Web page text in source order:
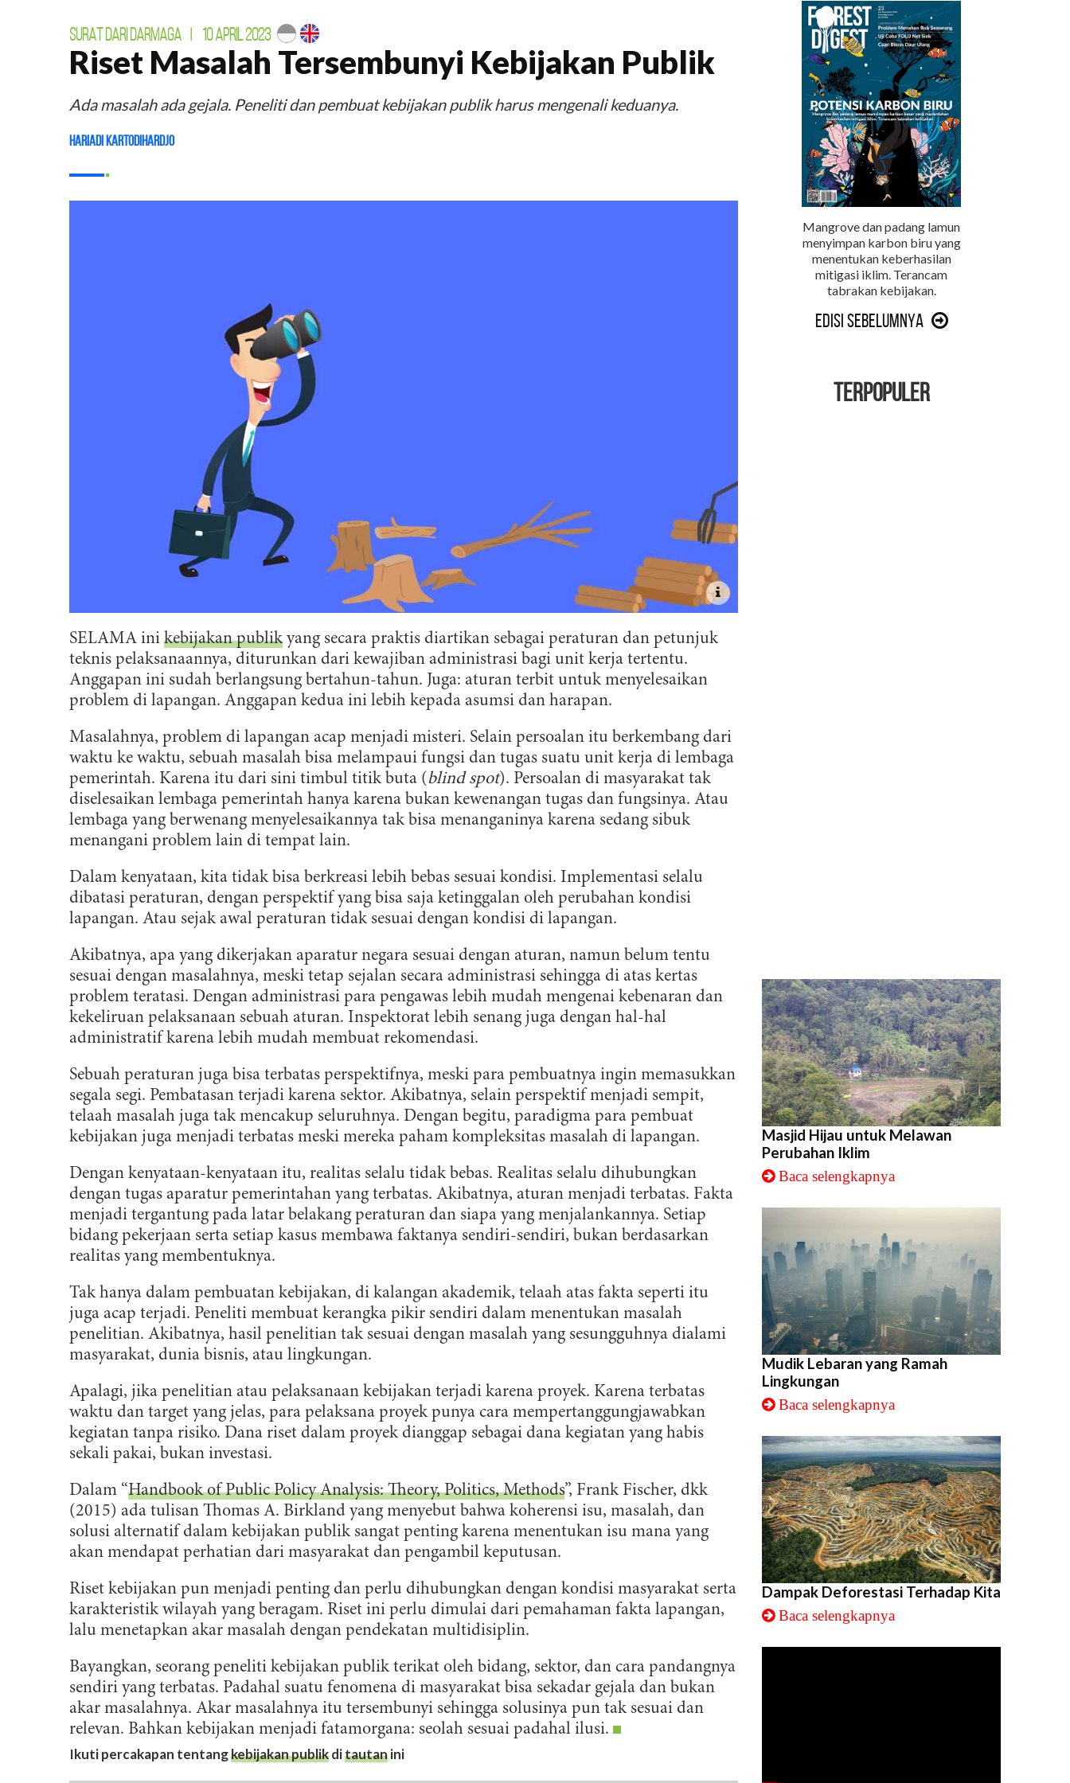
BERLANGGANAN
Daftarkan email Anda dan bergabunglah bersama komunitas peduli
lingkungan. Untuk bumi yang lestari.
DAFTAR
SURAT DARI DARMAGA 10 APRIL 2023
Riset Masalah Tersembunyi Kebijakan Publik
Ada masalah ada gejala. Peneliti dan pembuat kebijakan publik harus mengenali keduanya.
Hariadi Kartodihardjo
SELAMA ini kebijakan publikyang secara praktis diartikan sebagai peraturan dan petunjuk
teknis pelaksanaannya, diturunkan dari kewajiban administrasi bagi unit kerja tertentu.
Anggapan ini sudah berlangsung bertahun-tahun. Juga: aturan terbit untuk menyelesaikan
problem di lapangan. Anggapan kedua ini lebih kepada asumsi dan harapan.
Masalahnya, problem di lapangan acap menjadi misteri. Selain persoalan itu berkembang dari
waktu ke waktu, sebuah masalah bisa melampaui fungsi dan tugas suatu unit kerja di lembaga
pemerintah. Karena itu dari sini timbul titik buta ( blind spot). Persoalan di masyarakat tak
diselesaikan lembaga pemerintah hanya karena bukan kewenangan tugas dan fungsinya. Atau
lembaga yang berwenang menyelesaikannya tak bisa menanganinya karena sedang sibuk
menangani problem lain di tempat lain.
Dalam kenyataan, kita tidak bisa berkreasi lebih bebas sesuai kondisi. Implementasi selalu
dibatasi peraturan, dengan perspektif yang bisa saja ketinggalan oleh perubahan kondisi
lapangan. Atau sejak awal peraturan tidak sesuai dengan kondisi di lapangan.
Akibatnya, apa yang dikerjakan aparatur negara sesuai dengan aturan, namun belum tentu
sesuai dengan masalahnya, meski tetap sejalan secara administrasi sehingga di atas kertas
problem teratasi. Dengan administrasi para pengawas lebih mudah mengenai kebenaran dan
kekeliruan pelaksanaan sebuah aturan. Inspektorat lebih senang juga dengan hal-hal
administratif karena lebih mudah membuat rekomendasi.
Sebuah peraturan juga bisa terbatas perspektifnya, meski para pembuatnya ingin memasukkan
segala segi. Pembatasan terjadi karena sektor. Akibatnya, selain perspektif menjadi sempit,
telaah masalah juga tak mencakup seluruhnya. Dengan begitu, paradigma para pembuat
kebijakan juga menjadi terbatas meski mereka paham kompleksitas masalah di lapangan.
Dengan kenyataan-kenyataan itu, realitas selalu tidak bebas. Realitas selalu dihubungkan
dengan tugas aparatur pemerintahan yang terbatas. Akibatnya, aturan menjadi terbatas. Fakta
menjadi tergantung pada latar belakang peraturan dan siapa yang menjalankannya. Setiap
bidang pekerjaan serta setiap kasus membawa faktanya sendiri-sendiri, bukan berdasarkan
realitas yang membentuknya.
Tak hanya dalam pembuatan kebijakan, di kalangan akademik, telaah atas fakta seperti itu
juga acap terjadi. Peneliti membuat kerangka pikir sendiri dalam menentukan masalah
penelitian. Akibatnya, hasil penelitian tak sesuai dengan masalah yang sesungguhnya dialami
masyarakat, dunia bisnis, atau lingkungan.
Apalagi, jika penelitian atau pelaksanaan kebijakan terjadi karena proyek. Karena terbatas
waktu dan target yang jelas, para pelaksana proyek punya cara mempertanggungjawabkan
kegiatan tanpa risiko. Dana riset dalam proyek dianggap sebagai dana kegiatan yang habis
sekali pakai, bukan investasi.
Dalam “Handbook of Public Policy Analysis: Theory, Politics, Methods”, Frank Fischer, dkk
(2015) ada tulisan Thomas A. Birkland yang menyebut bahwa koherensi isu, masalah, dan
solusi alternatif dalam kebijakan publik sangat penting karena menentukan isu mana yang
akan mendapat perhatian dari masyarakat dan pengambil keputusan.
Riset kebijakan pun menjadi penting dan perlu dihubungkan dengan kondisi masyarakat serta
karakteristik wilayah yang beragam. Riset ini perlu dimulai dari pemahaman fakta lapangan,
lalu menetapkan akar masalah dengan pendekatan multidisiplin.
Bayangkan, seorang peneliti kebijakan publik terikat oleh bidang, sektor, dan cara pandangnya
sendiri yang terbatas. Padahal suatu fenomena di masyarakat bisa sekadar gejala dan bukan
akar masalahnya. Akar masalahnya itu tersembunyi sehingga solusinya pun tak sesuai dan
relevan. Bahkan kebijakan menjadi fatamorgana: seolah sesuai padahal ilusi.
Ikuti percakapan tentangkebijakan publikditautanini
Mangrove dan padang lamun
menyimpan karbon biru yang
menentukan keberhasilan
mitigasi iklim. Terancam
tabrakan kebijakan.
Edisi Sebelumnya
TERPOPULER
Masjid Hijau untuk Melawan
Perubahan Iklim
Baca selengkapnya
Mudik Lebaran yang Ramah
Lingkungan
Baca selengkapnya
Dampak Deforestasi Terhadap Kita
Baca selengkapnya